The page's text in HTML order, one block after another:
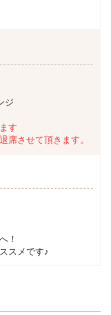
ジ
す
席させて頂きます。
！
スメです♪